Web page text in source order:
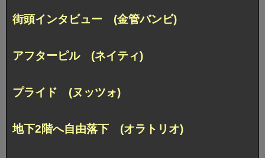
街頭インタビュー (金管バンビ)
アフターピル (ネイティ)
プライド (ヌッツォ)
地下2階へ自由落下 (オラトリオ)